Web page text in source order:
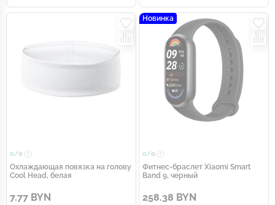
0/0
Охлаждающая повязка на голову
Cool Head, белая
7.77 BYN
Новинка
0/0
Фитнес-браслет Xiaomi Smart
Band 9, черный
258.38 BYN